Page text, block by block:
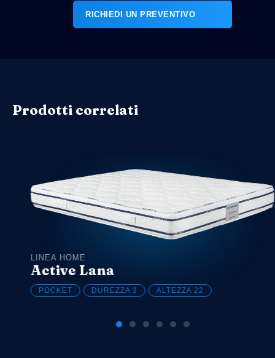
RICHIEDI UN PREVENTIVO
Prodotti correlati
LINEA HOME
Active Lana
POCKET DUREZZA3 ALTEZZA22